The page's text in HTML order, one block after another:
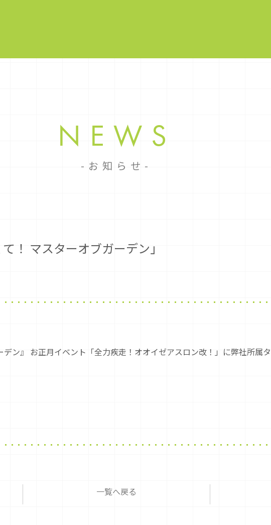
NEWS
お知らせ
！ マスターオブガーデン」
ン』 お正月イベント「全力疾走！オオイゼアスロン改！」に弊社所属
一覧へ戻る